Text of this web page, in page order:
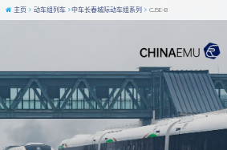
主页 动车组列车 中车长春城际动车组系列 CJ5E-B